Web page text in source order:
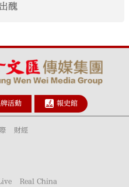
醜
活動 報史館
財經
Real China